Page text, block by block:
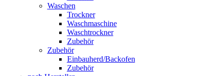
Waschen
Trockner
Waschmaschine
Waschtrockner
Zubehör
Zubehör
Einbauherd/Backofen
Zubehör